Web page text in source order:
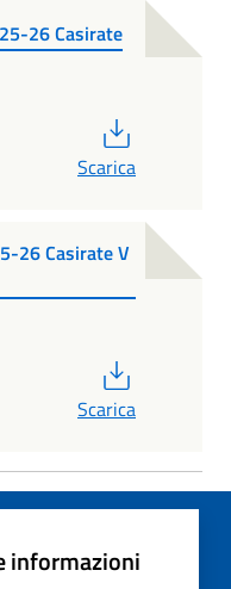
26 Casirate
Scarica
26 Casirate V
Scarica
informazioni